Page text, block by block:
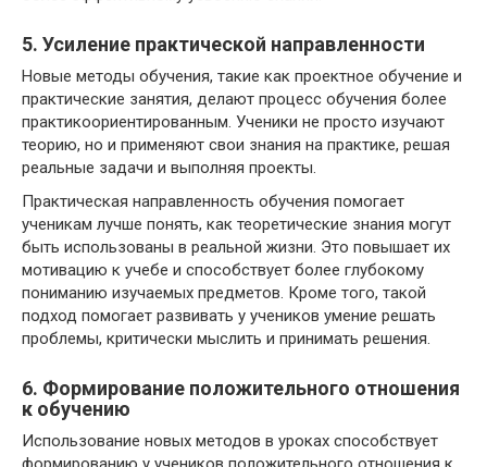
5. Усиление практической направленности
Новые методы обучения, такие как проектное обучение и
практические занятия, делают процесс обучения более
практикоориентированным. Ученики не просто изучают
теорию, но и применяют свои знания на практике, решая
реальные задачи и выполняя проекты.
Практическая направленность обучения помогает
ученикам лучше понять, как теоретические знания могут
быть использованы в реальной жизни. Это повышает их
мотивацию к учебе и способствует более глубокому
пониманию изучаемых предметов. Кроме того, такой
подход помогает развивать у учеников умение решать
проблемы, критически мыслить и принимать решения.
6. Формирование положительного отношения
к обучению
Использование новых методов в уроках способствует